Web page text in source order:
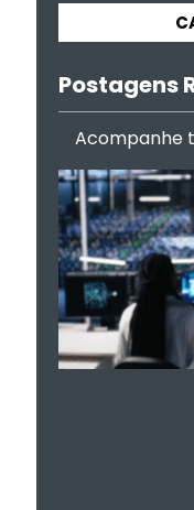
Postagens
Acompanhe